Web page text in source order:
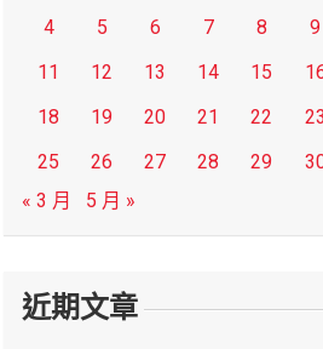
4
5 6 7 8 9
11
12 13 14 15
18
19 20 21 22 23
25
26 27 28 29
« 3 月
5 月 »
近期文章